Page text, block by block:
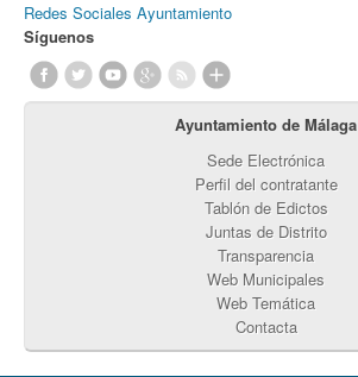
Redes Sociales Ayuntamiento
Síguenos
Ayuntamiento de Málaga
Sede Electrónica
Perfil del contratante
Tablón de Edictos
Juntas de Distrito
Transparencia
Web Municipales
Web Temática
Contacta